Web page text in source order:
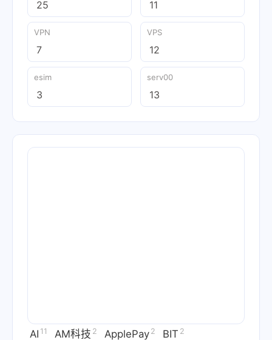
25 11
VPN
7
VPS
12
esim
3
serv00
13
AI 11 AM科技 2 ApplePay 2 BIT 2